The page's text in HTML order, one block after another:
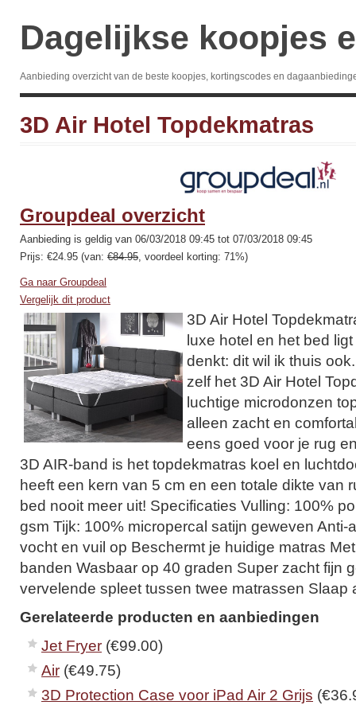
Dagelijkse koopjes
Aanbieding overzicht van de beste koopjes, kortingscodes en
3D Air Hotel Topdekmatras
Groupdeal overzicht
Aanbieding is geldig van 06/03/2018 09:45 tot 07/03/2018 09:45
Prijs: €24.95 (van: €84.95, voordeel korting: 71%)
Ga naar Groupdeal
Vergelijk dit product
3D Air Hotel
luxe hotel en het bed
denkt: dit wil ik thuis
zelf het 3D Air Hotel
luchtige microdonzen
alleen zacht en
eens goed voor je rug
3D AIR-band is het topdekmatras koel en
heeft een kern van 5 cm en een totale dikte van
bed nooit meer uit! Specificaties Vulling: 100%
gsm Tijk: 100% micropercal satijn geweven Anti-
vocht en vuil op Beschermt je huidige matras
banden Wasbaar op 40 graden Super zacht fijn
vervelende spleet tussen twee matrassen Slaap
Gerelateerde producten en aanbiedingen
Jet Fryer (€99.00)
Air (€49.75)
3D Protection Case voor iPad Air 2 Grijs